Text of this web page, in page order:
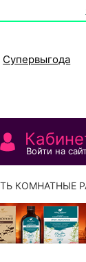
Супервыгода
Войти на
КОМНАТНЫЕ